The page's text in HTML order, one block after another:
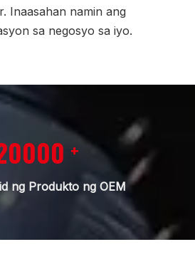
Inaasahan namin ang
sa negosyo sa iyo.
+
ng Produkto ng OEM